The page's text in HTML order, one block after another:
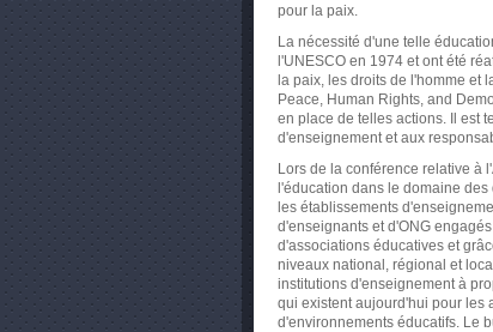
pour la paix.
La nécessité d'une telle
l'UNESCO en 1974 et ont été
la paix, les droits de l'homme et
Peace, Human Rights, and
en place de telles actions. Il est
d'enseignement et aux
Lors de la conférence relative à
l'éducation dans le domaine
les établissements
d'enseignants et d'ONG
d'associations éducatives et
niveaux national, régional et
institutions d'enseignement à
qui existent aujourd'hui pour les
d'environnements éducatifs. Le